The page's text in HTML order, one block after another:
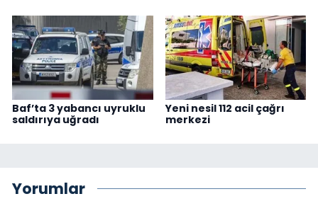
Baf’ta 3 yabancı uyruklu
saldırıya uğradı
Yeni nesil 112 acil çağrı
merkezi
Yorumlar